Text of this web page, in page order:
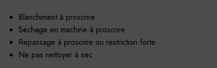
Blanchiment à proscrire
Séchage en machine à proscrire
Repassage à proscrire ou restriction forte
Ne pas nettoyer à sec